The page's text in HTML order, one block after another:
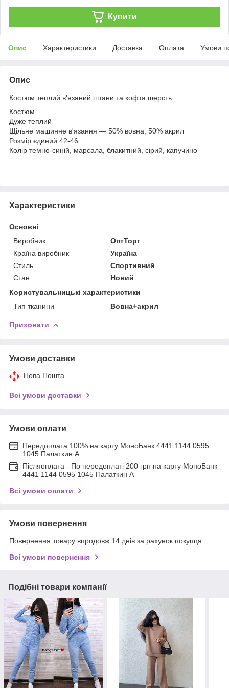
Купити
Опис Характеристики Доставка Оплата Умови
Опис
Костюм теплий в'язаний штани та кофта шерсть
Костюм
Дуже теплий
Щільне машинне в'язання — 50% вовна, 50% акрил
Розмір єдиний 42-46
Колір темно-синій, марсала, блакитний, сірий, капучино
Характеристики
Основні
Виробник
ОптТорг
Країна виробник
Україна
Стиль
Спортивний
Стан
Новий
Користувальницькі характеристики
Тип тканини
Вовна+акрил
Приховати
Умови доставки
Нова Пошта
Всі умови доставки
Умови оплати
Передоплата 100% на карту МоноБанк 4441 1144 0595
1045 Палаткин А
Післяоплата - По передоплаті 200 грн на карту МоноБанк
4441 1144 0595 1045 Палаткин А
Всі умови оплати
Умови повернення
Повернення товару впродовж 14 днів за рахунок покупця
Всі умови повернення
Подібні товари компанії